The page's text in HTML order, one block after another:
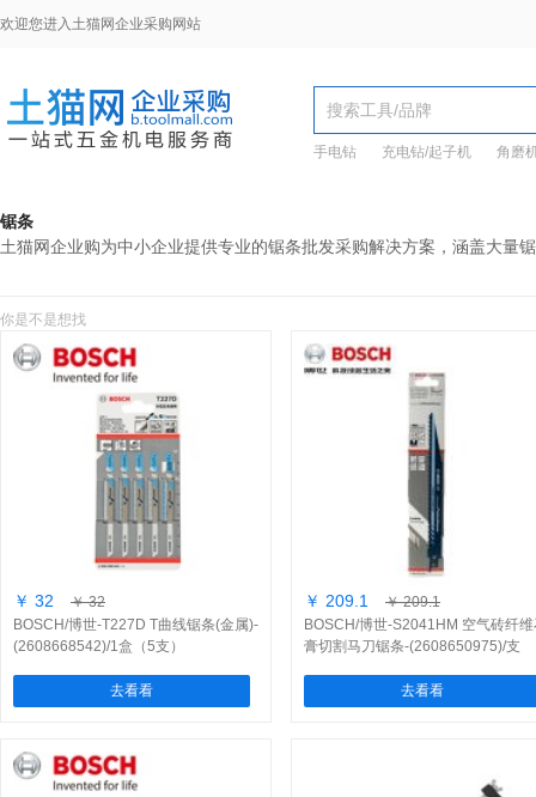
欢迎您进入土猫网企业采购网站
手电钻 充电钻/起子机 角磨
锯条
土猫网企业购为中小企业提供专业的锯条批发采购解决方案，涵盖大量
你是不是想找
￥ 32
￥ 32
BOSCH/博世-T227D T曲线锯条(金属)-
(2608668542)/1盒（5支）
去看看
￥ 209.1
￥ 209.1
BOSCH/博世-S2041HM 空气砖纤
膏切割马刀锯条-(2608650975)/支
去看看